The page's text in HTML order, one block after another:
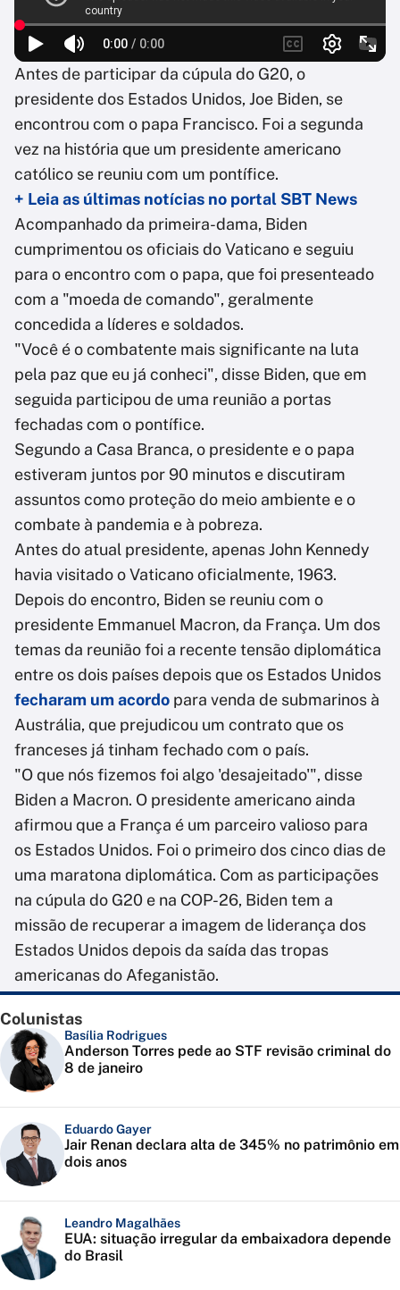
Antes de participar da cúpula do G20, o
presidente dos Estados Unidos, Joe Biden, se
encontrou com o papa Francisco. Foi a segunda
vez na história que um presidente americano
católico se reuniu com um pontífice.
+ Leia as últimas notícias no portal SBT News
Acompanhado da primeira-dama, Biden
cumprimentou os oficiais do Vaticano e seguiu
para o encontro com o papa, que foi presenteado
com a "moeda de comando", geralmente
concedida a líderes e soldados.
"Você é o combatente mais significante na luta
pela paz que eu já conheci", disse Biden, que em
seguida participou de uma reunião a portas
fechadas com o pontífice.
Segundo a Casa Branca, o presidente e o papa
estiveram juntos por 90 minutos e discutiram
assuntos como proteção do meio ambiente e o
combate à pandemia e à pobreza.
Antes do atual presidente, apenas John Kennedy
havia visitado o Vaticano oficialmente, 1963.
Depois do encontro, Biden se reuniu com o
presidente Emmanuel Macron, da França. Um dos
temas da reunião foi a recente tensão diplomática
entre os dois países depois que os Estados Unidos
fecharam um acordo para venda de submarinos à
Austrália, que prejudicou um contrato que os
franceses já tinham fechado com o país.
"O que nós fizemos foi algo 'desajeitado'", disse
Biden a Macron. O presidente americano ainda
afirmou que a França é um parceiro valioso para
os Estados Unidos. Foi o primeiro dos cinco dias de
uma maratona diplomática. Com as participações
na cúpula do G20 e na COP-26, Biden tem a
missão de recuperar a imagem de liderança dos
Estados Unidos depois da saída das tropas
americanas do Afeganistão.
Colunistas
Basília Rodrigues
Anderson Torres pede ao STF revisão criminal do
8 de janeiro
Eduardo Gayer
Jair Renan declara alta de 345% no patrimônio em
dois anos
Leandro Magalhães
EUA: situação irregular da embaixadora depende
do Brasil